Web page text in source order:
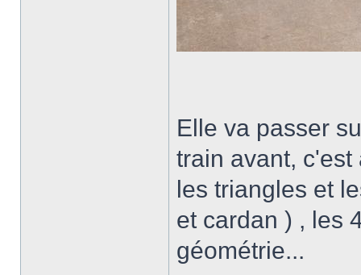
Elle va passer
train avant,
les triangles et
et cardan ) , les
géométrie...